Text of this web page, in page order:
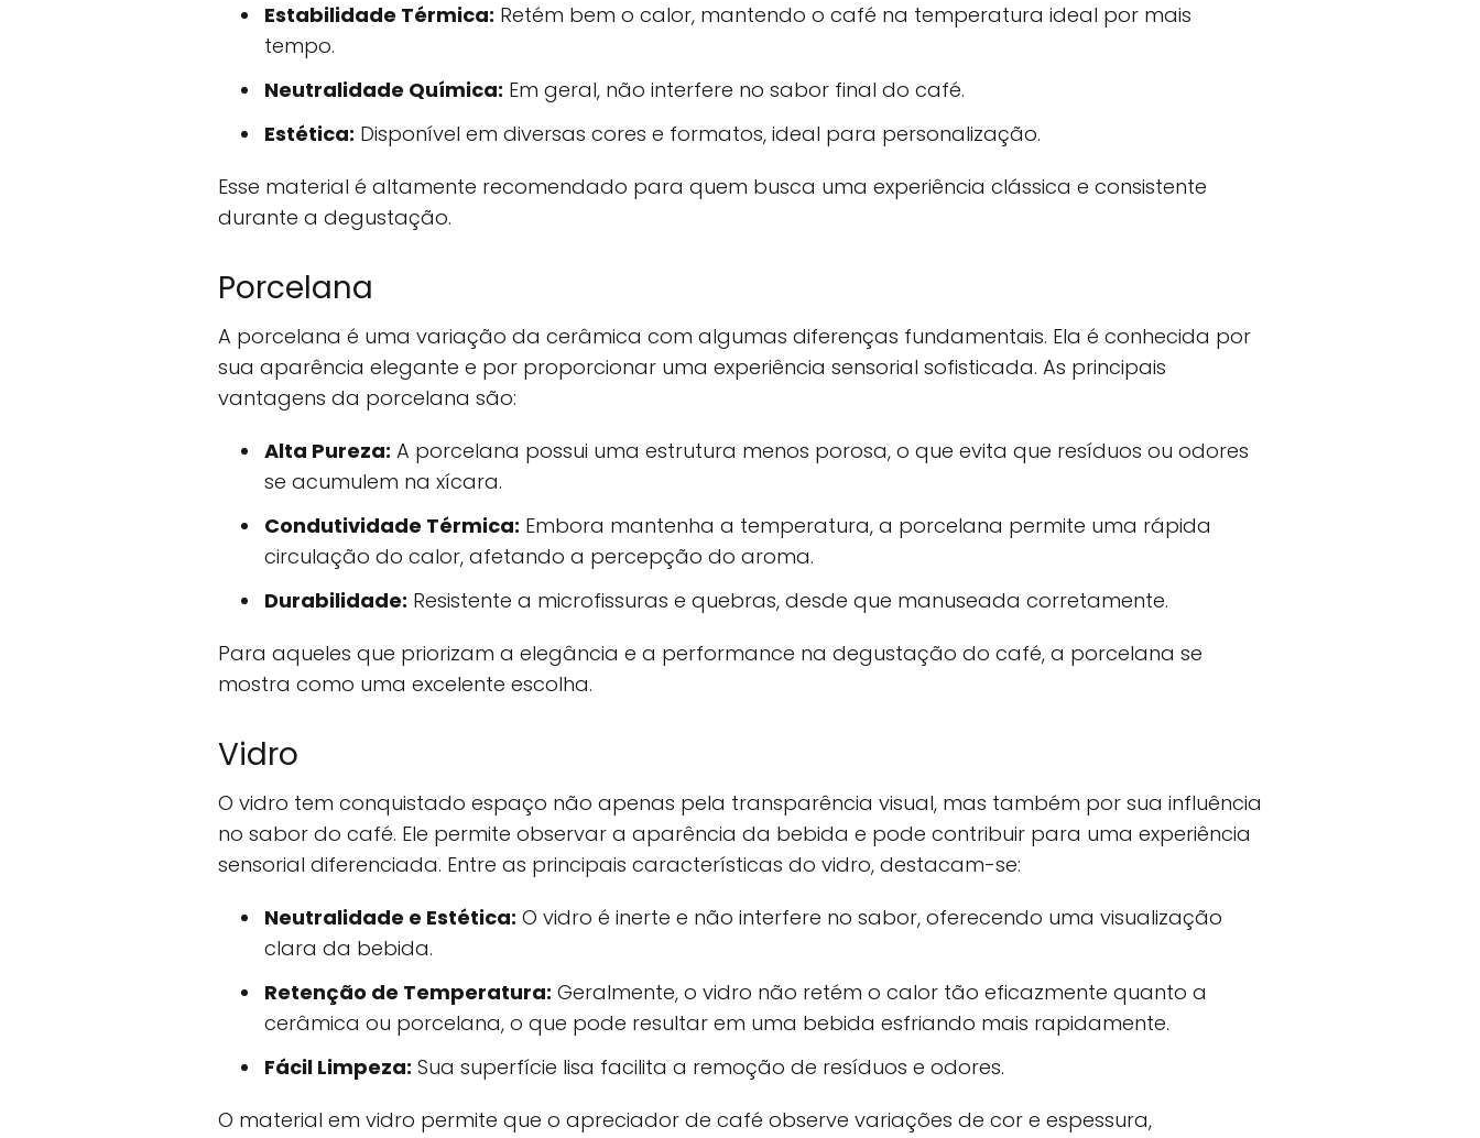
Estabilidade Térmica: Retém bem o calor, mantendo o café na temperatura ideal por mais
tempo.
Neutralidade Química: Em geral, não interfere no sabor final do café.
Estética: Disponível em diversas cores e formatos, ideal para personalização.
Esse material é altamente recomendado para quem busca uma experiência clássica e consistente
durante a degustação.
Porcelana
A porcelana é uma variação da cerâmica com algumas diferenças fundamentais. Ela é conhecida por
sua aparência elegante e por proporcionar uma experiência sensorial sofisticada. As principais
vantagens da porcelana são:
Alta Pureza: A porcelana possui uma estrutura menos porosa, o que evita que resíduos ou odores
se acumulem na xícara.
Condutividade Térmica: Embora mantenha a temperatura, a porcelana permite uma rápida
circulação do calor, afetando a percepção do aroma.
Durabilidade: Resistente a microfissuras e quebras, desde que manuseada corretamente.
Para aqueles que priorizam a elegância e a performance na degustação do café, a porcelana se
mostra como uma excelente escolha.
Vidro
O vidro tem conquistado espaço não apenas pela transparência visual, mas também por sua influência
no sabor do café. Ele permite observar a aparência da bebida e pode contribuir para uma experiência
sensorial diferenciada. Entre as principais características do vidro, destacam-se:
Neutralidade e Estética: O vidro é inerte e não interfere no sabor, oferecendo uma visualização
clara da bebida.
Retenção de Temperatura: Geralmente, o vidro não retém o calor tão eficazmente quanto a
cerâmica ou porcelana, o que pode resultar em uma bebida esfriando mais rapidamente.
Fácil Limpeza: Sua superfície lisa facilita a remoção de resíduos e odores.
O material em vidro permite que o apreciador de café observe variações de cor e espessura,